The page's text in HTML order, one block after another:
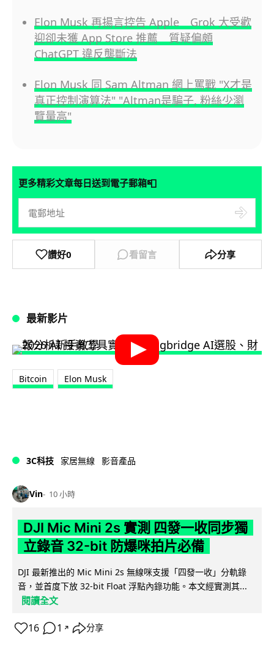
Elon Musk 再揚言控告 Apple Grok 大受歡
迎卻未獲 App Store 推薦 質疑偏頗
ChatGPT 違反壟斷法
Elon Musk 同 Sam Altman 網上罵戰 "X才是
真正控制演算法" "Altman是騙子, 粉絲少瀏
覽量高"
更多精彩文章每日送到電子郵箱📮
讚好0 看留言 分享
最新影片
Bitcoin Elon Musk
3C科技 家居無線 影音產品
Vin 10 小時
DJI Mic Mini 2s 實測 四發一收同步獨
立錄音 32-bit 防爆咪拍片必備
DJI 最新推出的 Mic Mini 2s 無線咪支援「四發一收」分軌錄
音，並首度下放 32-bit Float 浮點內錄功能。本文經實測其...
閱讀全文
16 1 ↗ 分享